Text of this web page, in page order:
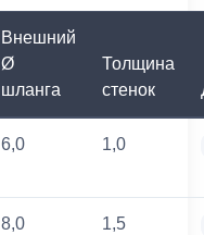
Внешний
Ø
шланга
Толщина
стенок
6,0 1,0
8,0 1,5